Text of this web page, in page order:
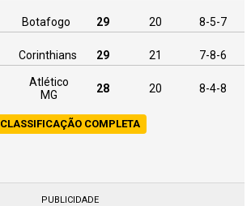
Botafogo 29 20 8-5-7
Corinthians 29 21 7-8-6
Atlético
MG
28 20 8-4-8
CLASSIFICAÇÃO COMPLETA